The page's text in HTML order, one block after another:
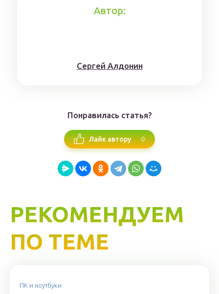
Автор:
Сергей Алдонин
Понравилась статья?
Лайк автору 0
РЕКОМЕНДУЕМ
ПО ТЕМЕ
ПК и ноутбуки